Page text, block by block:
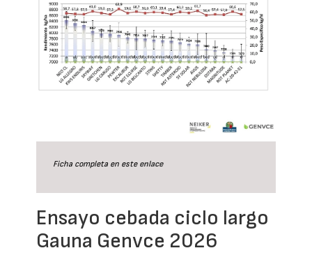
Ficha completa en este enlace
Ensayo cebada ciclo largo
Gauna Genvce 2026